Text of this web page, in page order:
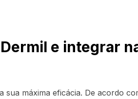
e integrar
máxima eficácia. De acordo